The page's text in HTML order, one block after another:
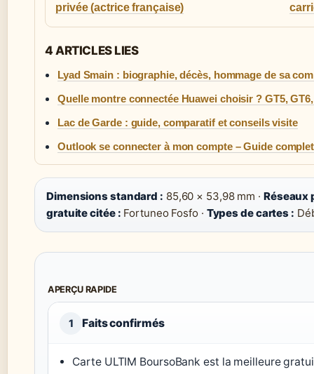
privée (actrice française)
4 ARTICLES LIES
Lyad Smain : biographie, décès, hommage de sa
Quelle montre connectée Huawei choisir ? GT5,
Lac de Garde : guide, comparatif et conseils visite
Outlook se connecter à mon compte – Guide
Dimensions standard : 85,60 × 53,98 mm · Réseaux
gratuite citée : Fortuneo Fosfo · Types de cartes :
APERÇU RAPIDE
1 Faits confirmés
Carte ULTIM BoursoBank est la meilleure